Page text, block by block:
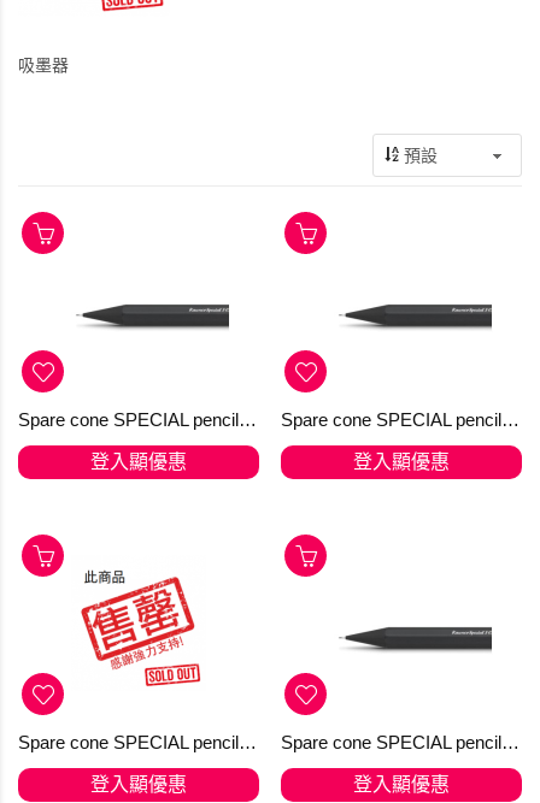
吸墨器
Spare cone SPECIAL pencil 0,7 black
登入顯優惠
Spare cone SPECIAL pencil 0,9 black
登入顯優惠
Spare cone SPECIAL pencil 0,9 Brass
登入顯優惠
Spare cone SPECIAL pencil 2,0 black
登入顯優惠